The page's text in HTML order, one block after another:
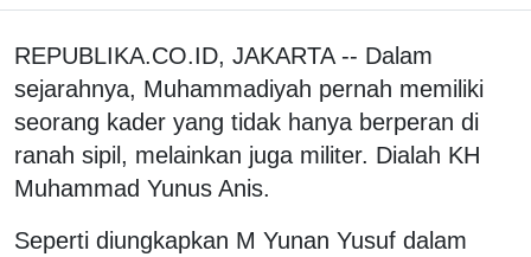
REPUBLIKA.CO.ID, JAKARTA -- Dalam
sejarahnya, Muhammadiyah pernah memiliki
seorang kader yang tidak hanya berperan di
ranah sipil, melainkan juga militer. Dialah KH
Muhammad Yunus Anis.
Seperti diungkapkan M Yunan Yusuf dalam